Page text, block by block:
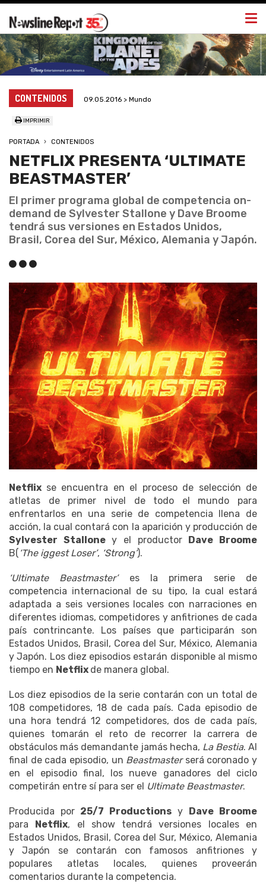
CONTENIDOS 09.05.2016 > Mundo
IMPRIMIR
PORTADA CONTENIDOS
NETFLIX PRESENTA ‘ULTIMATE
BEASTMASTER’
El primer programa global de competencia on-
demand de Sylvester Stallone y Dave Broome
tendrá sus versiones en Estados Unidos,
Brasil, Corea del Sur, México, Alemania y Japón.
Netflix se encuentra en el proceso de selección de
atletas de primer nivel de todo el mundo para
enfrentarlos en una serie de competencia llena de
acción, la cual contará con la aparición y producción de
Sylvester Stalloney el productor Dave Broome
B( ‘The iggest Loser’, ‘Strong’).
‘Ultimate Beastmaster’es la primera serie de
competencia internacional de su tipo, la cual estará
adaptada a seis versiones locales con narraciones en
diferentes idiomas, competidores y anfitriones de cada
país contrincante. Los países que participarán son
Estados Unidos, Brasil, Corea del Sur, México, Alemania
y Japón. Los diez episodios estarán disponible al mismo
tiempo en Netflix de manera global.
Los diez episodios de la serie contarán con un total de
108 competidores, 18 de cada país. Cada episodio de
una hora tendrá 12 competidores, dos de cada país,
quienes tomarán el reto de recorrer la carrera de
obstáculos más demandante jamás hecha, La Bestia. Al
final de cada episodio, un Beastmaster será coronado y
en el episodio final, los nueve ganadores del ciclo
competirán entre sí para ser el Ultimate Beastmaster.
Producida por 25/7 Productions y Dave Broome
para Netflix, el show tendrá versiones locales en
Estados Unidos, Brasil, Corea del Sur, México, Alemania
y Japón se contarán con famosos anfitriones y
populares atletas locales, quienes proveerán
comentarios durante la competencia.